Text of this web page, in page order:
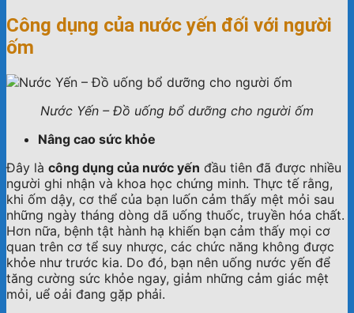
Công dụng của nước yến đối với người
ốm
Nước Yến – Đồ uống bổ dưỡng cho người ốm
Nâng cao sức khỏe
Đây là công dụng của nước yến đầu tiên đã được nhiều
người ghi nhận và khoa học chứng minh. Thực tế rằng,
khi ốm dậy, cơ thể của bạn luốn cảm thấy mệt mỏi sau
những ngày tháng dòng dã uống thuốc, truyền hóa chất.
Hơn nữa, bệnh tật hành hạ khiến bạn cảm thấy mọi cơ
quan trên cơ tể suy nhược, các chức năng không được
khỏe như trước kia. Do đó, bạn nên uống nước yến để
tăng cường sức khỏe ngay, giảm những cảm giác mệt
mỏi, uể oải đang gặp phải.